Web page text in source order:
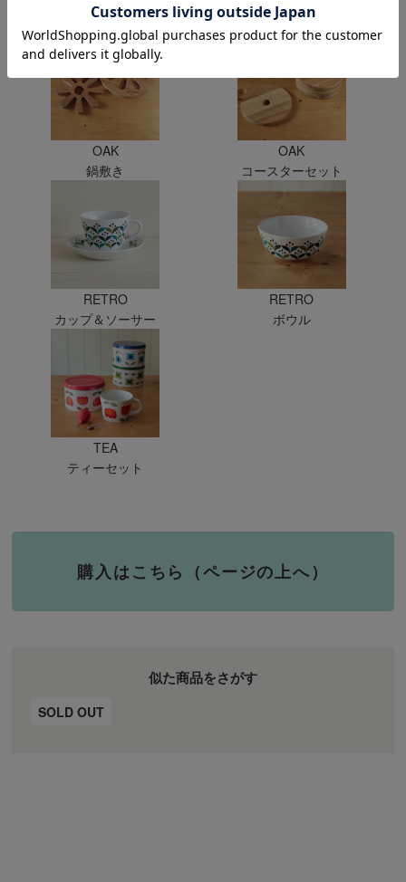
キャンドルホルダー
チーズドーム
OAK
鍋敷き
OAK
コースターセット
RETRO
カップ＆ソーサー
RETRO
ボウル
TEA
ティーセット
購入はこちら（ページの上へ）
似た商品をさがす
SOLD OUT